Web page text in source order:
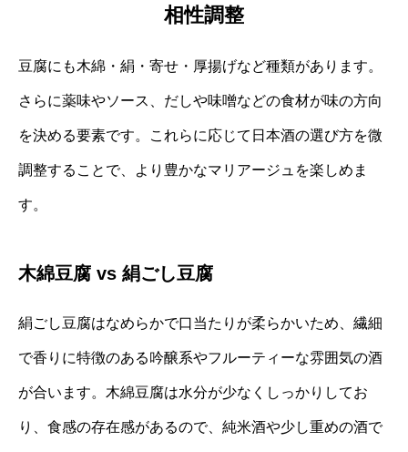
相性調整
豆腐にも木綿・絹・寄せ・厚揚げなど種類があります。
さらに薬味やソース、だしや味噌などの食材が味の方向
を決める要素です。これらに応じて日本酒の選び方を微
調整することで、より豊かなマリアージュを楽しめま
す。
木綿豆腐 vs 絹ごし豆腐
絹ごし豆腐はなめらかで口当たりが柔らかいため、繊細
で香りに特徴のある吟醸系やフルーティーな雰囲気の酒
が合います。木綿豆腐は水分が少なくしっかりしてお
り、食感の存在感があるので、純米酒や少し重めの酒で